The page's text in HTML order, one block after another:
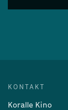
KONTAKT
Koralle Kino